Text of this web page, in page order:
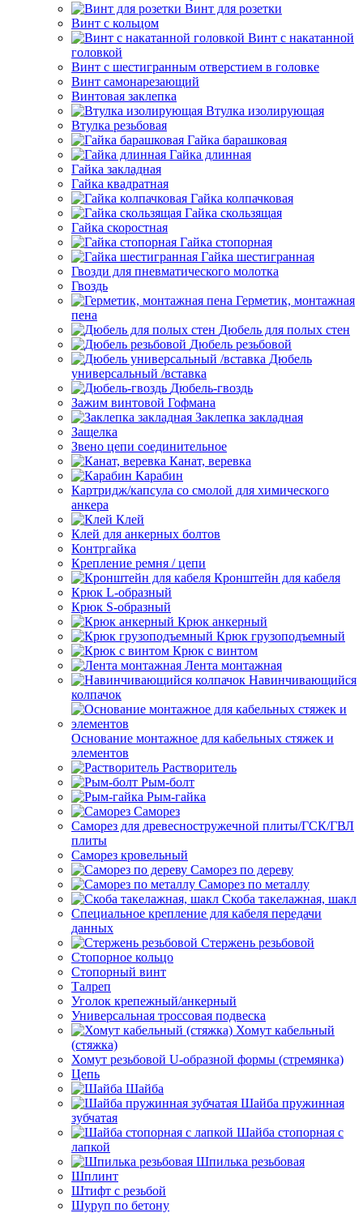
Винт для розетки
Винт с кольцом
Винт с накатанной
головкой
Винт с шестигранным отверстием в головке
Винт самонарезающий
Винтовая заклепка
Втулка изолирующая
Втулка резьбовая
Гайка барашковая
Гайка длинная
Гайка закладная
Гайка квадратная
Гайка колпачковая
Гайка скользящая
Гайка скоростная
Гайка стопорная
Гайка шестигранная
Гвозди для пневматического молотка
Гвоздь
Герметик, монтажная
пена
Дюбель для полых стен
Дюбель резьбовой
Дюбель
универсальный /вставка
Дюбель-гвоздь
Зажим винтовой Гофмана
Заклепка закладная
Защелка
Звено цепи соединительное
Канат, веревка
Карабин
Картридж/капсула со смолой для химического
анкера
Клей
Клей для анкерных болтов
Контргайка
Крепление ремня / цепи
Кронштейн для кабеля
Крюк L-образный
Крюк S-образный
Крюк анкерный
Крюк грузоподъемный
Крюк с винтом
Лента монтажная
Навинчивающийся
колпачок
Основание монтажное для кабельных стяжек и
элементов
Растворитель
Рым-болт
Рым-гайка
Саморез
Саморез для древесностружечной плиты/ГСК/ГВЛ
плиты
Саморез кровельный
Саморез по дереву
Саморез по металлу
Скоба такелажная, шакл
Специальное крепление для кабеля передачи
данных
Стержень резьбовой
Стопорное кольцо
Стопорный винт
Талреп
Уголок крепежный/анкерный
Универсальная троссовая подвеска
Хомут кабельный
(стяжка)
Хомут резьбовой U-образной формы (стремянка)
Цепь
Шайба
Шайба пружинная
зубчатая
Шайба стопорная с
лапкой
Шпилька резьбовая
Шплинт
Штифт с резьбой
Шуруп по бетону